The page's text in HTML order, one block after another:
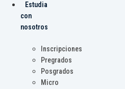
Estudia
con
nosotros
Inscripciones
Pregrados
Posgrados
Micro